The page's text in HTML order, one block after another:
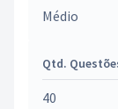
Médio
Qtd.
40